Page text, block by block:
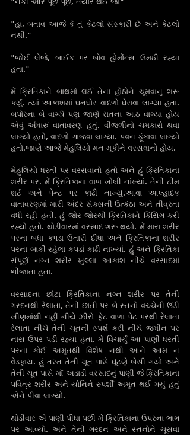
"હા, બતાવ આજે કે તું કેટલો સંસ્કારી છે અને કેટલો
નથી."
"જોઈ લેજે, બાઈક પર બોવ હોર્મોન્સ ઉમઠી રહ્યા
હતા."
મેં ક્રિતિકાને બાથમાં લઈ તેના હોઠોને ચૂમવાનુ શરૂ
કર્યું. ત્યાં આકાશમાં ઘનઘોર વાદળો ઘેરાવા લાગ્યા હતા.
બપોરના બે વાગ્યે પણ જાણે રાતના આઠ વાગ્યા હોય
એવું અંધારું વાતાવરણ હતું. વીજળીનો ચમકારો થવા
લાગ્યો હતો, વાદળો ગાજવા લાગ્યા. પવન ફૂંકાવા લાગ્યો
મેહુલિયો ધરતી પર વરસવાનો હતો અને હું ક્રિતિકાના
શરીર પર‌. મેં ક્રિતિકાના વાળ ખોલી નાંખ્યાં. તેની ટીમ
શર્ટ અને પેન્ટ પર કાઢી નાખ્યું.આવા આલ્હાદક
વાતાવરણમાં મારી અંદર સેક્સની ઉત્કંઠા અને તીવ્રતા
વધી રહી હતી. હું જોર જોરથી ક્રિતિકાને કિસિગ કરી
રહ્યો હતો. થોડીવારમાં વરસાદ શરૂ થયો. મેં મારા શરીર
પરના બધા કપડા ઉતારી દીધા અને ક્રિતિકાના શરીર
પરના બાકી રહેલા કપડાં કાઢી નાખ્યાં. હું અને ક્રિતિકા
સંપૂર્ણ નગ્ન શરીર ખુલ્લા આકાશ નીચે વરસાદમાં
ભીંજાતા હતા.
વરસાદના છાંટા ક્રિતિકાના નગ્ન શરીર પર તેની
ગરદનથી રેલાતા, તેની છાતી પર બે સ્તનો વચ્ચેની ઉંડી
ખીણમાંથી નહીં નીચે ઝીરો ફેટ વાળા પેટ પરથી રેલાતા
રેલાતા નીચે તેની ચૂતની સ્પર્શ કરી નીચે જમીન પર
નાસ ઉપર પડી રહ્યા હતા. મેં વિચાર્યું આ પાણી ધરતી
પરના કોઈ અમૃતથી વિશેષ નથી આને આમ ન
વેડફાય. હું તરત તેની ચૂત પાસે ઘૂંટણે બેસી ગયો અને
તેની ચૂત પાસે મોં અડાડી વરસાદનું પાણી જે ક્રિતિકાના
પવિત્ર શરીર અને યોનિને સ્પર્શી અમૃત થઈ ગયું હતું
એને પીવા લાગ્યો.
થોડીવાર એ પાણી પીધા પછી મેં ક્રિતિકાના ઉપરના ભાગ
પર આવ્યો. અને તેની ગરદન અને સ્તનોને ચૂસવા